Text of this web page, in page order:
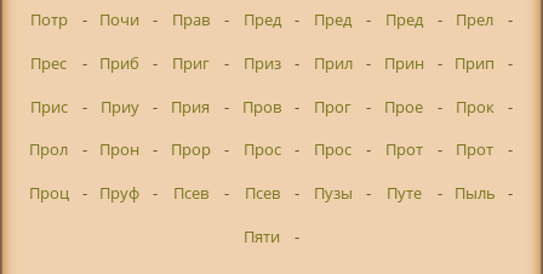
Потр
- Почи - Прав - Пред - Пред - Пред - Прел
-
Прес
- Приб - Приг - Приз - Прил - Прин - Прип
-
Прис
- Приу - Прия - Пров - Прог - Прое - Прок
-
Прол
- Прон - Прор - Прос - Прос - Прот - Прот
-
Проц
- Пруф - Псев - Псев - Пузы - Путе - Пыль
-
Пяти
-